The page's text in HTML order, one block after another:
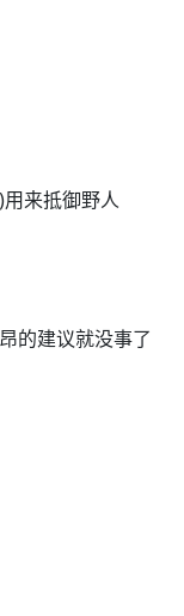
来抵御野人
的建议就没事了